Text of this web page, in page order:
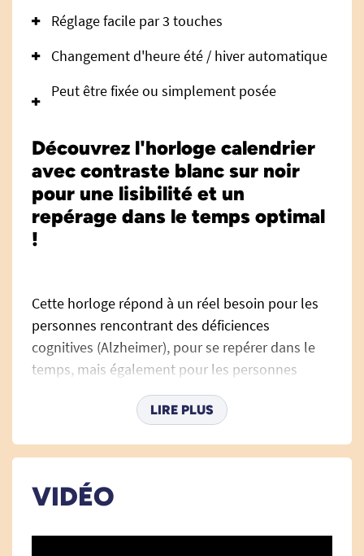
Réglage facile par 3 touches
Changement d'heure été / hiver automatique
Peut être fixée ou simplement posée
Découvrez l'horloge calendrier
avec contraste blanc sur noir
pour une lisibilité et un
repérage dans le temps optimal
!
Cette horloge répond à un réel besoin pour les
personnes rencontrant des déficiences
cognitives (Alzheimer), pour se repérer dans le
temps, mais également pour les personnes
ayant des problèmes visuels. Elle offre un large
affichage de la date et une lisibilité optimale par
toutes lettres ; l'année et la date sont également
LIRE PLUS
VIDÉO